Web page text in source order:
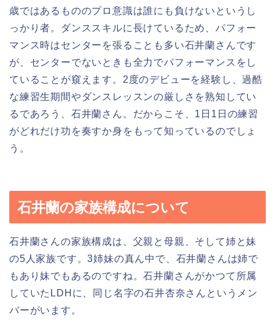
歳ではあるもののプロ意識は誰にも負けないというし
っかり者。ダンススキルに長けているため、パフォー
マンス時はセンターを張ることも多い石井蘭さんです
が、センターでないときも全力でパフォーマンスをし
ていることが窺えます。2度のデビューを経験し、過酷
な練習生期間やダンスレッスンの厳しさを熟知してい
るであろう、石井蘭さん。だからこそ、1日1日の練習
がどれだけ功を奏すか身をもって知っているのでしょ
う。
石井蘭の家族構成について
石井蘭さんの家族構成は、父親と母親、そして姉と妹
の5人家族です。3姉妹の真ん中で、石井蘭さんは姉で
もあり妹でもあるのですね。石井蘭さんがかつて所属
していたLDHに、同じ名字の石井杏奈さんというメン
バーがいます。